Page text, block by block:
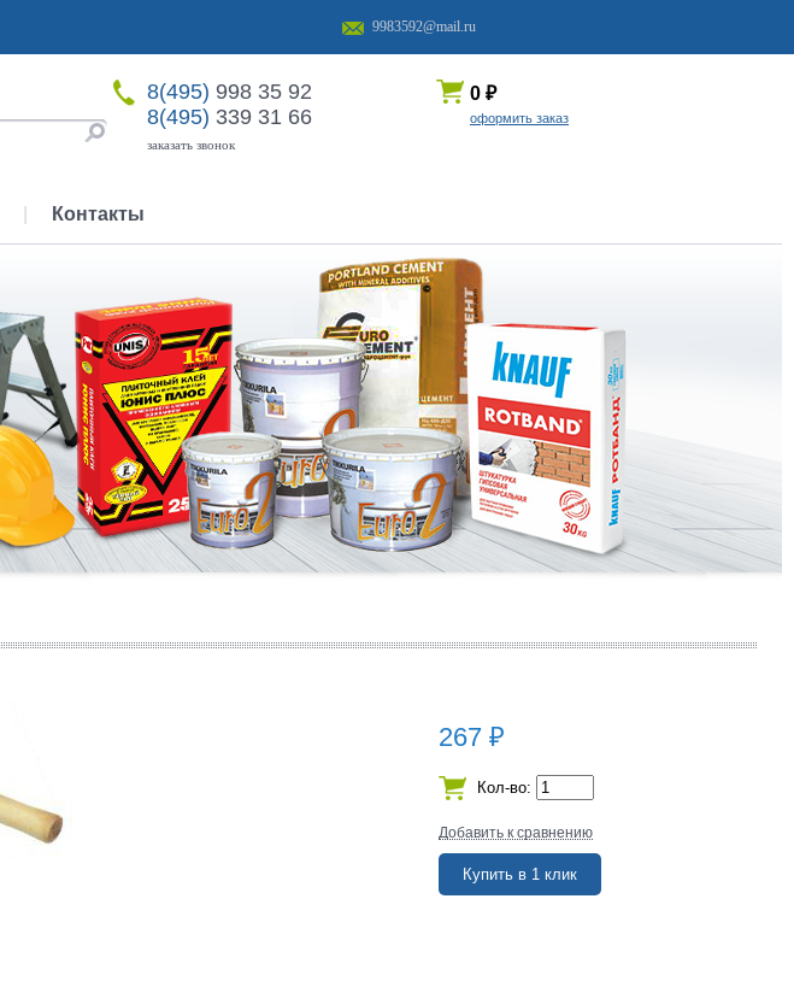
9983592@mail.ru
8(495) 998 35 92
8(495) 339 31 66
заказать звонок
0 ₽
оформить заказ
Контакты
267 ₽
Кол-во:
Добавить к сравнению